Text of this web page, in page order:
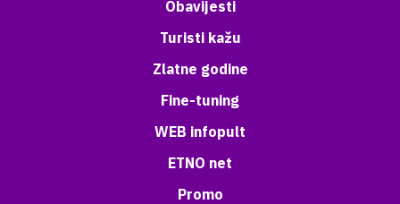
Obavijesti
Turisti kažu
Zlatne godine
Fine-tuning
WEB infopult
ETNO net
Promo